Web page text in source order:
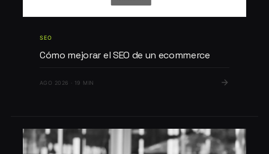
SEO
Cómo mejorar el SEO de un ecommerce
AGO 2026 · 19 MIN